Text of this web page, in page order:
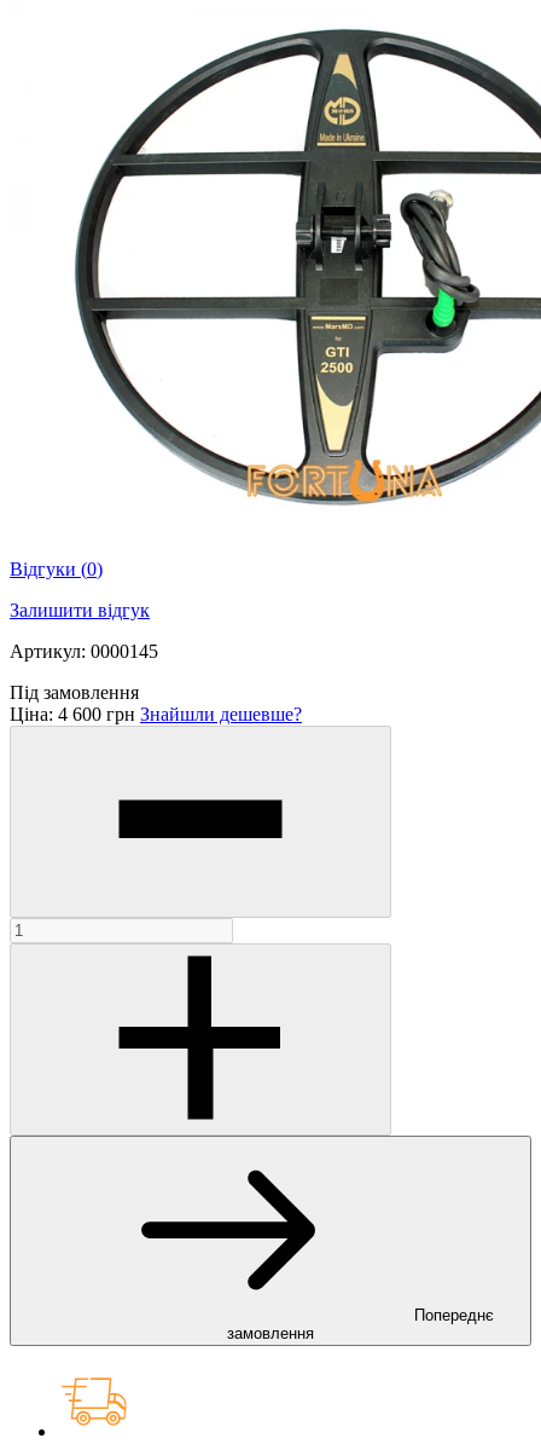
Відгуки (0)
Залишити відгук
Артикул: 0000145
Під замовлення
Ціна: 4 600 грн Знайшли дешевше?
Попереднє
замовлення